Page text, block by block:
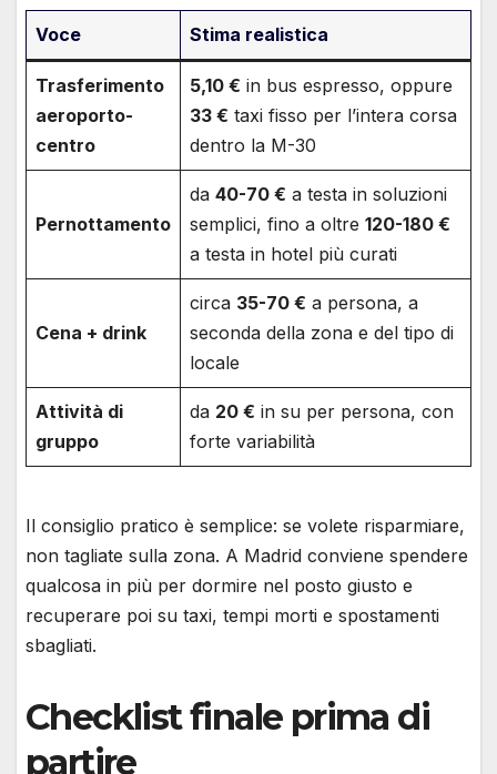
Voce Stima realistica
Trasferimento
aeroporto-
centro
5,10 € in bus espresso, oppure
33 € taxi fisso per l’intera corsa
dentro la M-30
Pernottamento
da 40-70 € a testa in soluzioni
semplici, fino a oltre 120-180 €
a testa in hotel più curati
Cena + drink
circa 35-70 € a persona, a
seconda della zona e del tipo di
locale
Attività di
gruppo
da 20 € in su per persona, con
forte variabilità
Il consiglio pratico è semplice: se volete risparmiare,
non tagliate sulla zona. A Madrid conviene spendere
qualcosa in più per dormire nel posto giusto e
recuperare poi su taxi, tempi morti e spostamenti
sbagliati.
Checklist finale prima di
partire